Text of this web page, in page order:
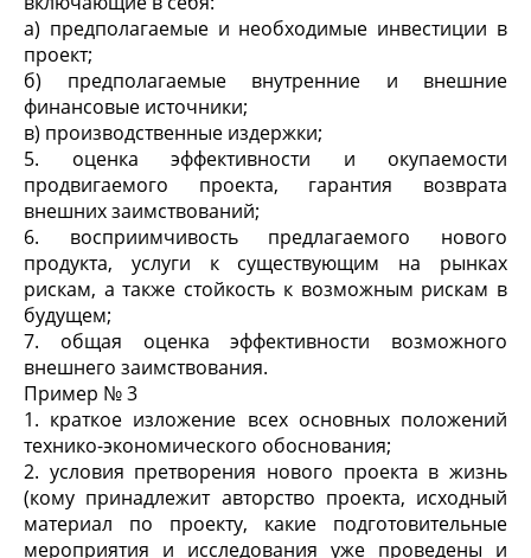
а) предполагаемые и необходимые инвестиции в
проект;
б) предполагаемые внутренние и внешние
финансовые источники;
в) производственные издержки;
5. оценка эффективности и окупаемости
продвигаемого проекта, гарантия возврата
внешних заимствований;
6. восприимчивость предлагаемого нового
продукта, услуги к существующим на рынках
рискам, а также стойкость к возможным рискам в
будущем;
7. общая оценка эффективности возможного
внешнего заимствования.
Пример № 3
1. краткое изложение всех основных положений
технико-экономического обоснования;
2. условия претворения нового проекта в жизнь
(кому принадлежит авторство проекта, исходный
материал по проекту, какие подготовительные
мероприятия и исследования уже проведены и